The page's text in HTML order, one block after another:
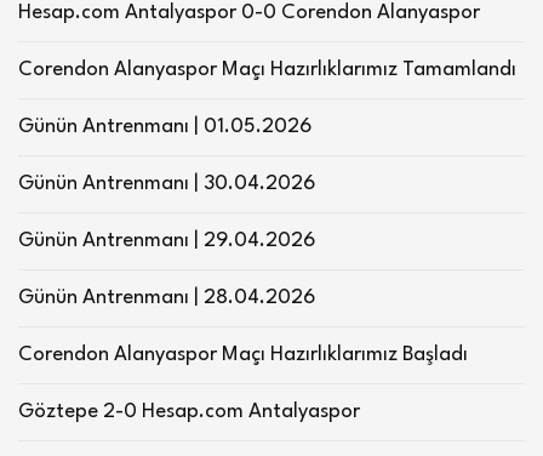
Hesap.com Antalyaspor 0-0 Corendon Alanyaspor
Corendon Alanyaspor Maçı Hazırlıklarımız Tamamlandı
Günün Antrenmanı | 01.05.2026
Günün Antrenmanı | 30.04.2026
Günün Antrenmanı | 29.04.2026
Günün Antrenmanı | 28.04.2026
Corendon Alanyaspor Maçı Hazırlıklarımız Başladı
Göztepe 2-0 Hesap.com Antalyaspor